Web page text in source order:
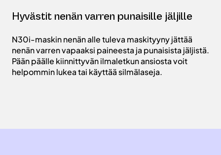
Hyvästit nenän varren punaisille jäljille
N30i-maskin nenän alle tuleva maskityyny jättää
nenän varren vapaaksi paineesta ja punaisista jäljistä.
Pään päälle kiinnittyvän ilmaletkun ansiosta voit
helpommin lukea tai käyttää silmälaseja.